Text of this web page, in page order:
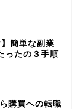
簡単な副業
ったの３手順
購買への転職